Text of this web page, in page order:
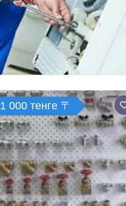
1 000 тенге 〒